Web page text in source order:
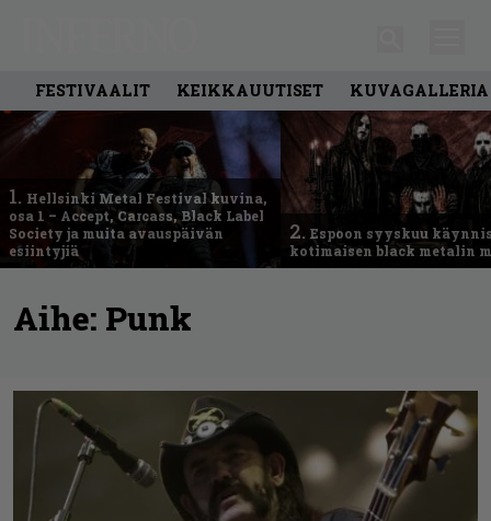
FESTIVAALIT KEIKKAUUTISET KUVAGALLERIA
1. Hellsinki Metal Festival kuvina,
osa 1 – Accept, Carcass, Black Label
Society ja muita avauspäivän
esiintyjiä
2. Espoon syyskuu
kotimaisen black metalin
Aihe: Punk